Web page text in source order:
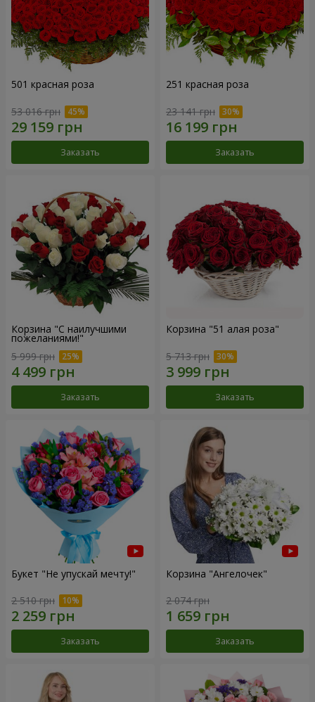
501 красная роза
53 016 грн
Заказать
251 красная роза
23 141 грн
Заказать
Корзина "С наилучшими
пожеланиями!"
5 999 грн
Заказать
Корзина "51 алая роза"
5 713 грн
Заказать
Букет "Не упускай мечту!"
2 510 грн
Заказать
Корзина "Ангелочек"
2 074 грн
Заказать